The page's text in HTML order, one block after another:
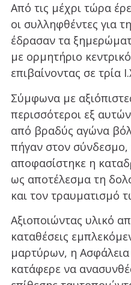
Από τις μέχρι τώρα
οι συλληφθέντες για
έδρασαν τα
με ορμητήριο
επιβαίνοντας σε τρία
Σύμφωνα με
περισσότεροι εξ
από βραδύς αγώνα
πήγαν στον σύνδεσμο,
αποφασίστηκε η
ως αποτέλεσμα τη
και τον τραυματισμό
Αξιοποιώντας υλικό
καταθέσεις
μαρτύρων, η
κατάφερε να